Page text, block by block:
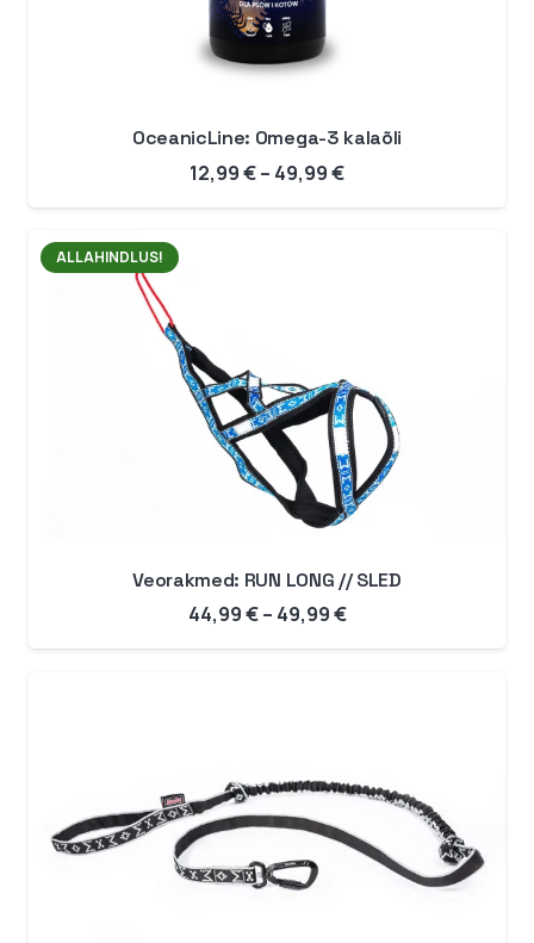
OceanicLine: Omega-3 kalaõli
12,99€– 49,99€Hinnavahemik:
12,99 €
ALLAHINDLUS!
Veorakmed: RUN LONG // SLED
44,99€ – 49,99€Hinnavahemik:
44,99 €